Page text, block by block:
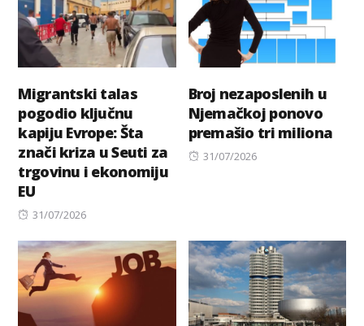
Migrantski talas
pogodio ključnu
kapiju Evrope: Šta
znači kriza u Seuti za
trgovinu i ekonomiju
EU
Posted
31/07/2026
Broj nezaposlenih u
Njemačkoj ponovo
premašio tri miliona
Posted
31/07/2026